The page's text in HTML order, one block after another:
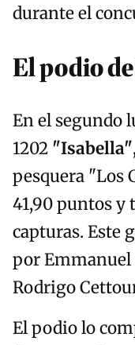
durante el
El podio
En el segundo
1202 "Isabella"
pesquera "Los
41,90 puntos y
capturas. Este
por Emmanuel
Rodrigo
El podio lo